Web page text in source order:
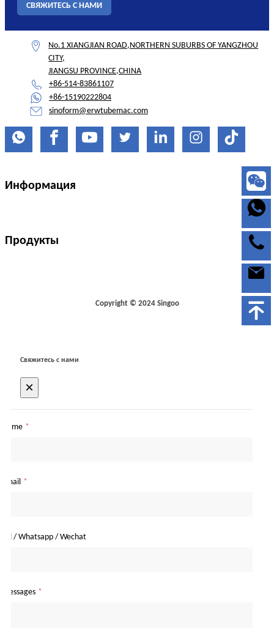
СВЯЖИТЕСЬ С НАМИ
No.1 XIANGJIAN ROAD,NORTHERN SUBURBS OF YANGZHOU
CITY,
JIANGSU PROVINCE,CHINA
+86-514-83861107
+86-15190222804
sinoform@erwtubemac.com
Информация
Продукты
Copyright © 2024 Singoo
Свяжитесь с нами
×
Name *
Email *
Tel / Whatsapp / Wechat
Messages *